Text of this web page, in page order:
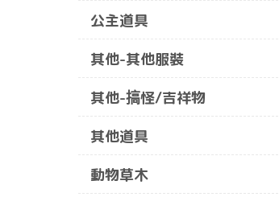
公主道具
其他-其他服裝
其他-搞怪/吉祥物
其他道具
動物草木